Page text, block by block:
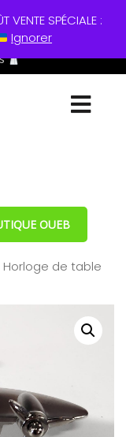
60
OUEB
Horloge de table
VENTE SPÉCIALE :
Ignorer